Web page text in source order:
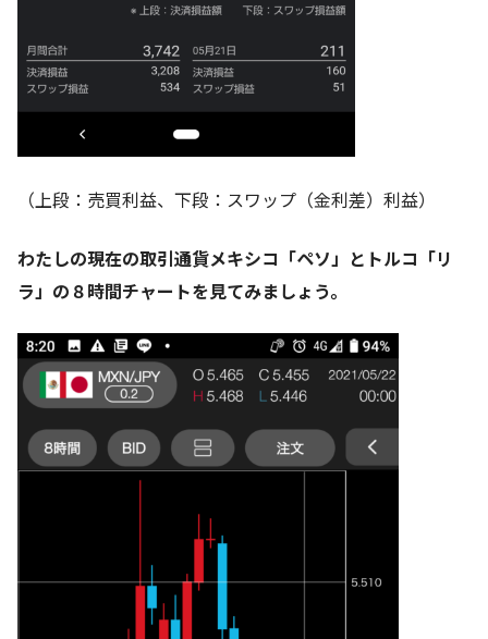
（上段：売買利益、下段：スワップ（金利差）利益）
わたしの現在の取引通貨メキシコ「ペソ」とトルコ「リ
ラ」の８時間チャートを見てみましょう。